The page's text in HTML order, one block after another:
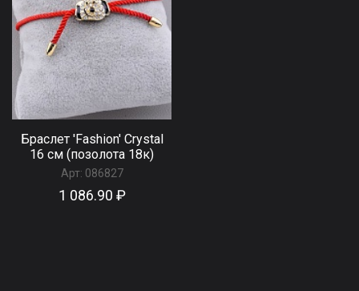
Браслет 'Fashion' Сrystal
16 см (позолота 18к)
Арт: 086827
1 086.90 ₽